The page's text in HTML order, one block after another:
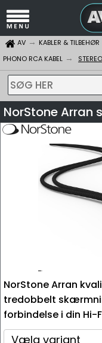
AV KABLER & TILBEHØR
PHONO RCA KABEL
SØG HER
NorStone Arran
NorStone Arran
tredobbelt
forbindelse i din